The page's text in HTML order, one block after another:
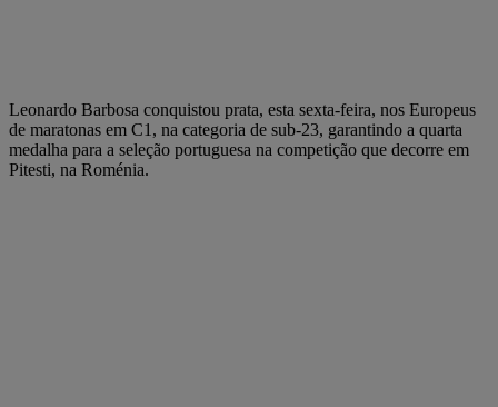
Leonardo Barbosa conquistou prata, esta sexta-feira, nos Europeus
de maratonas em C1, na categoria de sub-23, garantindo a quarta
medalha para a seleção portuguesa na competição que decorre em
Pitesti, na Roménia.